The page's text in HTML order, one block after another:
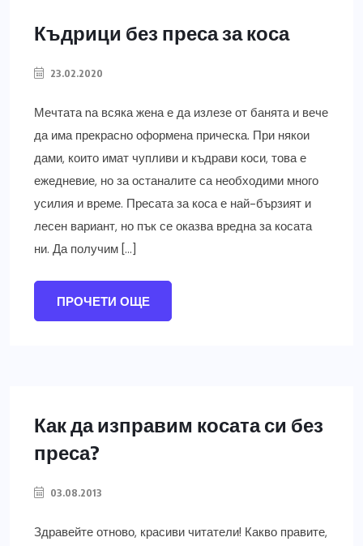
Къдрици без преса за коса
23.02.2020
Мечтата nа всяка жена е да излезе от банята и вече
да има прекрасно оформена прическа. При някои
дами, които имат чупливи и къдрави коси, това е
ежедневие, но за останалите са необходими много
усилия и време. Пресата за коса е най-бързият и
лесен вариант, но пък се оказва вредна за косата
ни. Да получим […]
ПРОЧЕТИ ОЩЕ
Как да изправим косата си без
преса?
03.08.2013
Здравейте отново, красиви читатели! Какво правите,